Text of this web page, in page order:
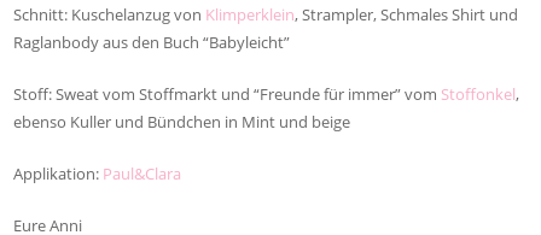
Schnitt: Kuschelanzug von Klimperklein, Strampler, Schmales Shirt und
Raglanbody aus den Buch “Babyleicht”
Stoff: Sweat vom Stoffmarkt und “Freunde für immer” vom Stoffonkel,
ebenso Kuller und Bündchen in Mint und beige
Applikation: Paul&Clara
Eure Anni